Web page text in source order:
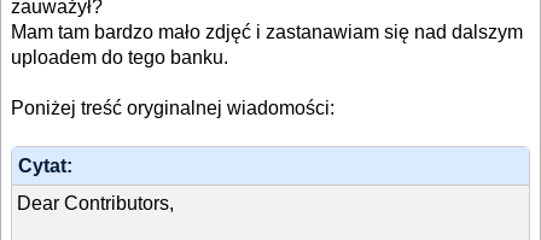
zauważył?
Mam tam bardzo mało zdjęć i zastanawiam się nad dalszym
uploadem do tego banku.
Poniżej treść oryginalnej wiadomości:
Cytat:
Dear Contributors,